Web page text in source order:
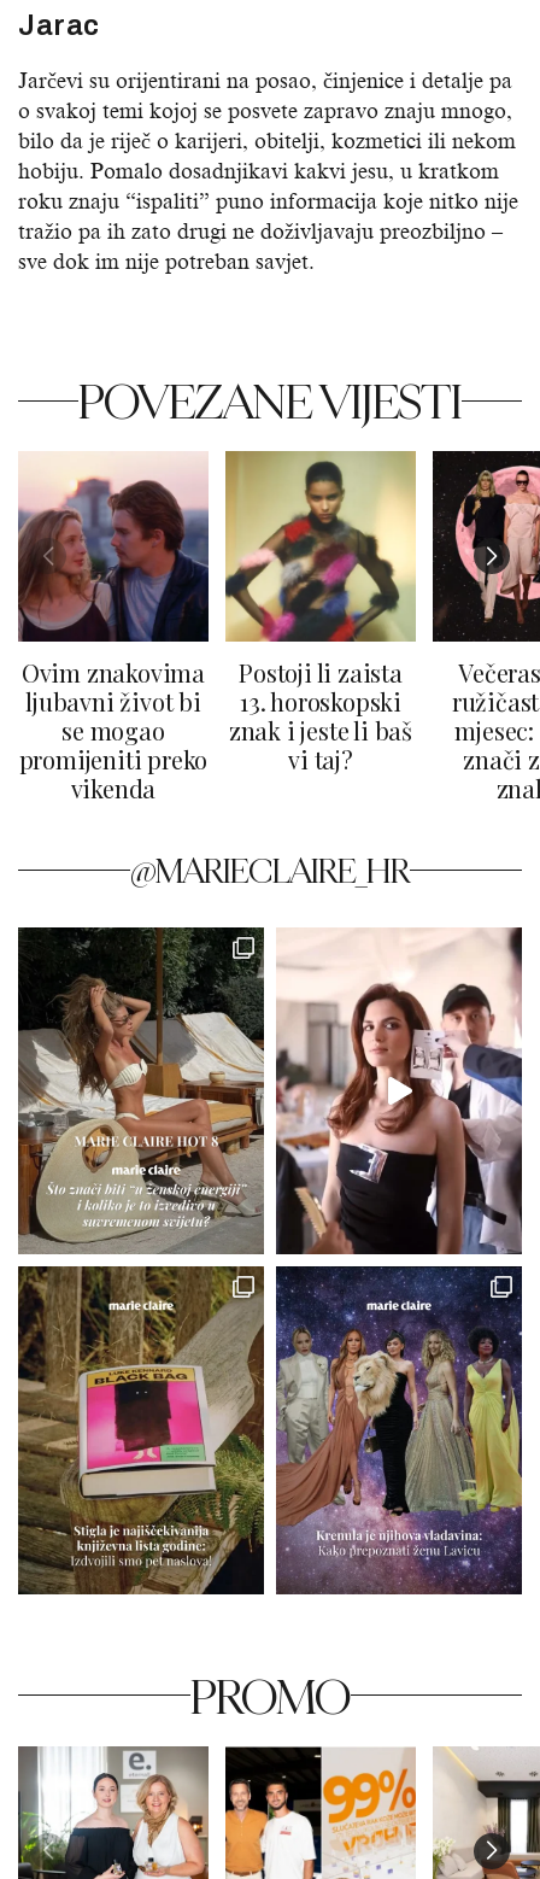
Jarac
Jarčevi su orijentirani na posao, činjenice i detalje pa
o svakoj temi kojoj se posvete zapravo znaju mnogo,
bilo da je riječ o karijeri, obitelji, kozmetici ili nekom
hobiju. Pomalo dosadnjikavi kakvi jesu, u kratkom
roku znaju “ispaliti” puno informacija koje nitko nije
tražio pa ih zato drugi ne doživljavaju preozbiljno –
sve dok im nije potreban savjet.
POVEZANE VIJESTI
Ovim znakovima
ljubavni život bi
se mogao
promijeniti preko
vikenda
Postoji li zaista
13. horoskopski
znak i jeste li baš
vi taj?
znači
@MARIECLAIRE_HR
PROMO